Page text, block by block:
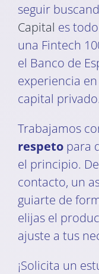
seguir
Capital es
una Fintech
el Banco de
experiencia
capital privado.
Trabajamos
respetopara
el principio.
contacto, un
guiarte de
elijas el
ajuste a tus
¡Solicita un